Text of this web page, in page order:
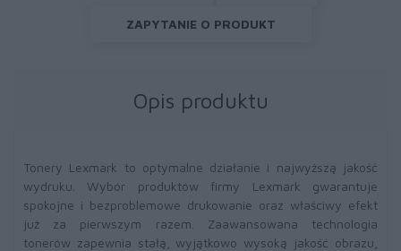
ZAPYTANIE O PRODUKT
Opis produktu
Tonery Lexmark to optymalne działanie i najwyższą jakość
wydruku. Wybór produktów firmy Lexmark gwarantuje
spokojne i bezproblemowe drukowanie oraz właściwy efekt
już za pierwszym razem. Zaawansowana technologia
tonerów zapewnia stałą, wyjątkowo wysoką jakość obrazu,